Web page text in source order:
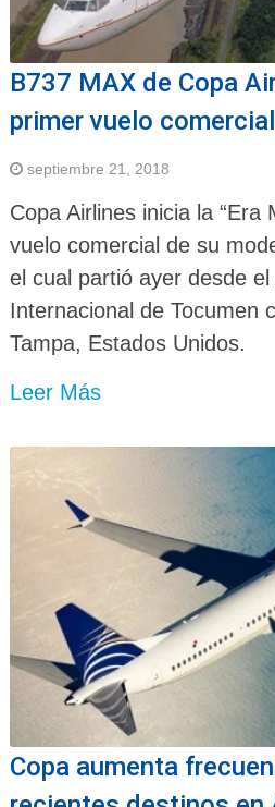
B737 MAX de Copa
primer vuelo comercial
septiembre 21, 2018
Copa Airlines inicia la “Era
vuelo comercial de su
el cual partió ayer desde
Internacional de Tocumen
Tampa, Estados Unidos.
Leer Más
Copa aumenta